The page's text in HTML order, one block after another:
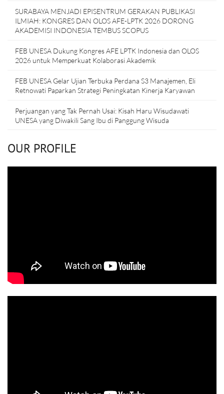
SURABAYA MENJADI EPISENTRUM GERAKAN PUBLIKASI
ILMIAH: KONGRES DAN OLOS AFE-LPTK 2026 DORONG
AKADEMISI INDONESIA TEMBUS SCOPUS
FEB UNESA Dukung Kongres AFE LPTK Indonesia dan OLOS
2026 untuk Memperkuat Kolaborasi Akademik
FEB UNESA Gelar Ujian Terbuka Perdana S3 Manajemen, Eli
Retnowati Paparkan Strategi Peningkatan Kinerja Karyawan
Perjuangan yang Tak Pernah Usai: Kisah Haru Wisudawati
UNESA yang Diwakili Sang Ibu di Panggung Wisuda
OUR PROFILE